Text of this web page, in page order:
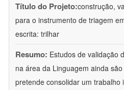
Título do Projeto:construção,
para o instrumento de triagem
escrita: trilhar
Resumo: Estudos de validação
na área da Linguagem ainda
pretende consolidar um trabalho